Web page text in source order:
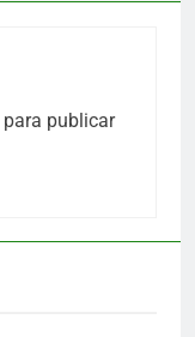
para publicar